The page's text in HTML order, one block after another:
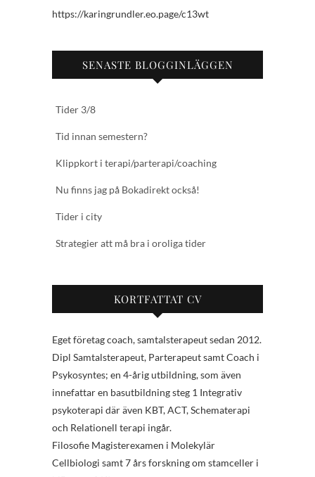
https://karingrundler.eo.page/c13wt
SENASTE BLOGGINLÄGGEN
Tider 3/8
Tid innan semestern?
Klippkort i terapi/parterapi/coaching
Nu finns jag på Bokadirekt också!
Tider i city
Strategier att må bra i oroliga tider
KORTFATTAT CV
Eget företag coach, samtalsterapeut sedan 2012.
Dipl Samtalsterapeut, Parterapeut samt Coach i
Psykosyntes; en 4-årig utbildning, som även
innefattar en basutbildning steg 1 Integrativ
psykoterapi där även KBT, ACT, Schematerapi
och Relationell terapi ingår.
Filosofie Magisterexamen i Molekylär
Cellbiologi samt 7 års forskning om stamceller i